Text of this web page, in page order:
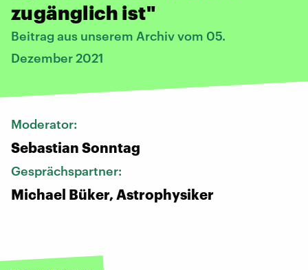
zugänglich ist"
Beitrag aus unserem Archiv vom 05.
Dezember 2021
Moderator:
Sebastian Sonntag
Gesprächspartner:
Michael Büker, Astrophysiker